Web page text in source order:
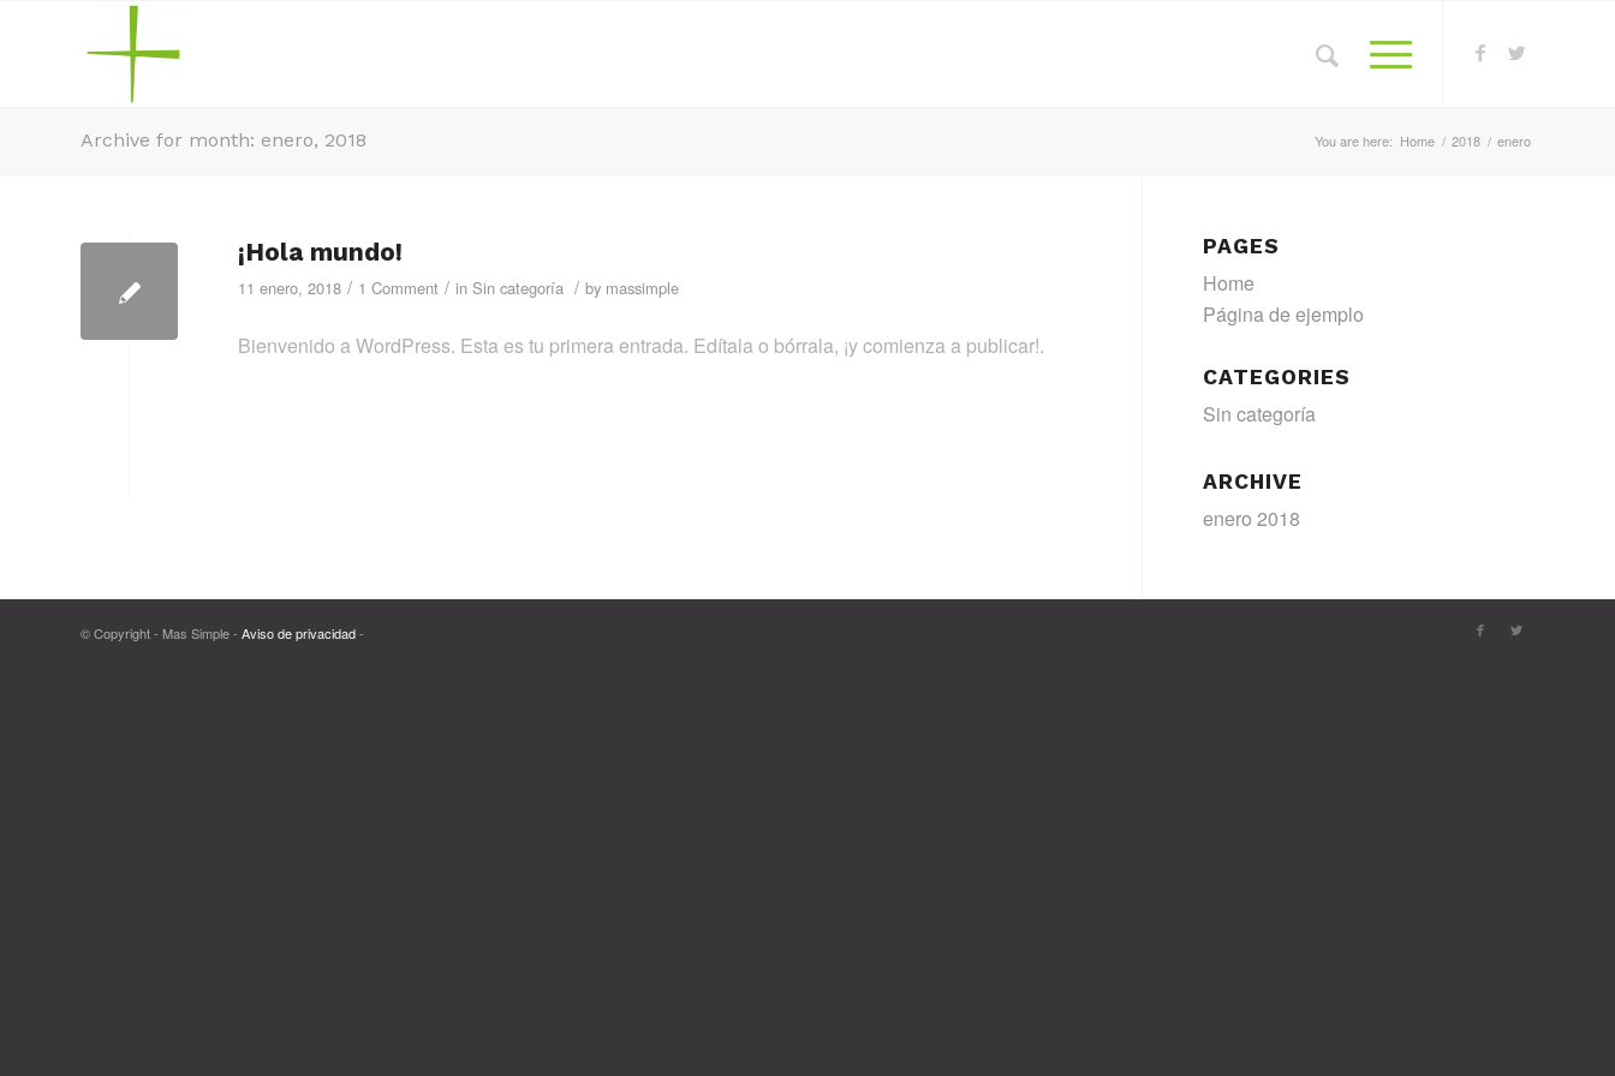
Archive for month: enero, 2018 You are here: Home / 2018 / enero
¡Hola mundo!
11 enero, 2018 / 1 Comment / in Sin categoría / by massimple
Bienvenido a WordPress. Esta es tu primera entrada. Edítala o bórrala, ¡y comienza a publicar!.
PAGES
Home
Página de ejemplo
CATEGORIES
Sin categoría
ARCHIVE
enero 2018
© Copyright - Mas Simple - Aviso de privacidad-